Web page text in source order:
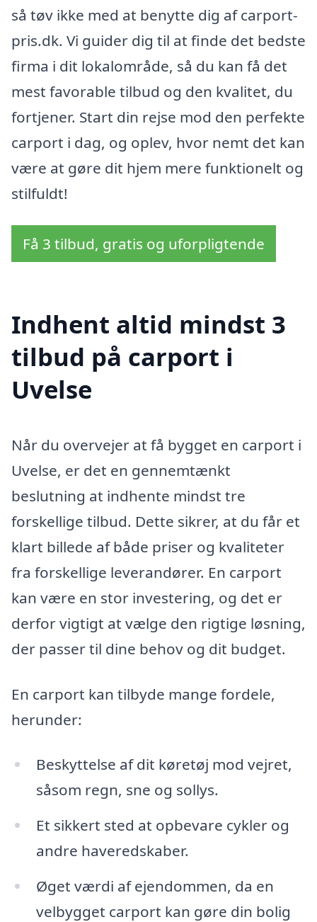
så tøv ikke med at benytte dig af carport-
pris.dk. Vi guider dig til at finde det bedste
firma i dit lokalområde, så du kan få det
mest favorable tilbud og den kvalitet, du
fortjener. Start din rejse mod den perfekte
carport i dag, og oplev, hvor nemt det kan
være at gøre dit hjem mere funktionelt og
stilfuldt!
Få 3 tilbud, gratis og uforpligtende
Indhent altid mindst 3
tilbud på carport i
Uvelse
Når du overvejer at få bygget en carport i
Uvelse, er det en gennemtænkt
beslutning at indhente mindst tre
forskellige tilbud. Dette sikrer, at du får et
klart billede af både priser og kvaliteter
fra forskellige leverandører. En carport
kan være en stor investering, og det er
derfor vigtigt at vælge den rigtige løsning,
der passer til dine behov og dit budget.
En carport kan tilbyde mange fordele,
herunder:
Beskyttelse af dit køretøj mod vejret,
såsom regn, sne og sollys.
Et sikkert sted at opbevare cykler og
andre haveredskaber.
Øget værdi af ejendommen, da en
velbygget carport kan gøre din bolig